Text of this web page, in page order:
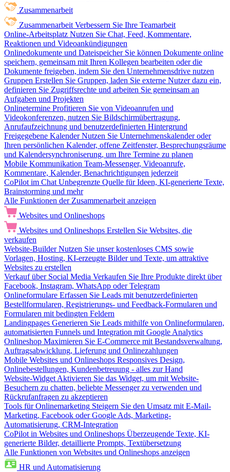
Zusammenarbeit
Zusammenarbeit Verbessern Sie Ihre Teamarbeit
Online-Arbeitsplatz Nutzen Sie Chat, Feed, Kommentare,
Reaktionen und Videoankündigungen
Onlinedokumente und Dateispeicher Sie können Dokumente online
speichern, gemeinsam mit Ihren Kollegen bearbeiten oder die
Dokumente freigeben, indem Sie den Unternehmensdrive nutzen
Gruppen Erstellen Sie Gruppen, laden Sie externe Nutzer dazu ein,
definieren Sie Zugriffsrechte und arbeiten Sie gemeinsam an
Aufgaben und Projekten
Onlinetermine Profitieren Sie von Videoanrufen und
Videokonferenzen, nutzen Sie Bildschirmübertragung,
Anrufaufzeichnung und benutzerdefinierten Hintergrund
Freigegebene Kalender Nutzen Sie Unternehmenskalender oder
Ihren persönlichen Kalender, offene Zeitfenster, Besprechungsräume
und Kalendersynchroniserung, um Ihre Termine zu planen
Mobile Kommunikation Team-Messenger, Videoanrufe,
Kommentare, Kalender, Benachrichtigungen jederzeit
CoPilot im Chat Unbegrenzte Quelle für Ideen, KI-generierte Texte,
Brainstorming und mehr
Alle Funktionen der Zusammenarbeit anzeigen
Websites und Onlineshops
Websites und Onlineshops Erstellen Sie Websites, die
verkaufen
Website-Builder Nutzen Sie unser kostenloses CMS sowie
Vorlagen, Hosting, KI-erzeugte Bilder und Texte, um attraktive
Websites zu erstellen
Verkauf über Social Media Verkaufen Sie Ihre Produkte direkt über
Facebook, Instagram, WhatsApp oder Telegram
Onlineformulare Erfassen Sie Leads mit benutzerdefinierten
Bestellformularen, Registrierungs- und Feedback-Formularen und
Formularen mit bedingten Feldern
Landingpages Generieren Sie Leads mithilfe von Onlineformularen,
automatisierten Funnels und Integration mit Google Analytics
Onlineshop Maximieren Sie E-Commerce mit Bestandsverwaltung,
Auftragsabwicklung, Lieferung und Onlinezahlungen
Mobile Websites und Onlineshops Responsives Design,
Onlinebestellungen, Kundenbetreuung - alles zur Hand
Website-Widget Aktivieren Sie das Widget, um mit Website-
Besuchern zu chatten, beliebte Messenger zu verwenden und
Rückrufanfragen zu akzeptieren
Tools für Onlinemarketing Steigern Sie den Umsatz mit E-Mail-
Marketing, Facebook oder Google Ads, Marketing-
Automatisierung, CRM-Integration
CoPilot in Websites und Onlineshops Überzeugende Texte, KI-
generierte Bilder, detaillierte Prompts, Textübersetzung
Alle Funktionen von Websites und Onlineshops anzeigen
HR und Automatisierung